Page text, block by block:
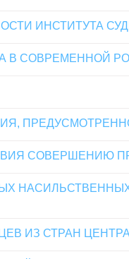
ИНСТИТУТА
В СОВРЕМЕННОЙ
СОВЕРШЕНИЮ
ИЗ СТРАН